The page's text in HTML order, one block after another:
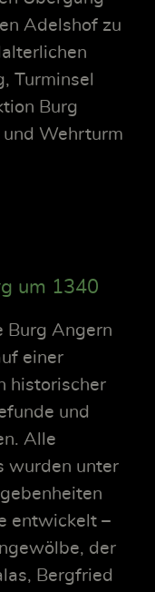
Adelshof zu
Turminsel
Burg
Wehrturm
um 1340
Burg Angern
einer
historischer
und
Alle
wurden unter
entwickelt –
der
Bergfried